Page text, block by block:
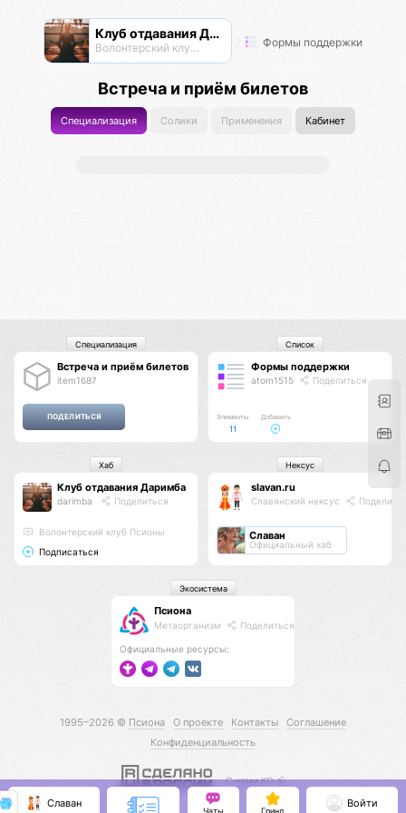
Клуб отдавания Даримба
Волонтерский клуб Псионы Формы поддержки
Встреча и приём билетов
Специализация Солики Применения Кабинет
Встреча и приём билетов
item1687
Специализация
Формы поддержки
atom1515 Поделиться
Элементы
11
Добавить
Список
Клуб отдавания Даримба
darimba Поделиться
Волонтерский клуб Псионы
Подписаться
Хаб
slavan.ru
Славянский нексус
Славан
Официальный хаб
Нексус
Псиона
Метаорганизм Поделиться
Официальные ресурсы:
Экосистема
1995–2026 © Псиона О проекте Контакты
Соглашение
Конфиденциальность
С нами КО 🕉️
Славан
Чаты Гринд
Войти